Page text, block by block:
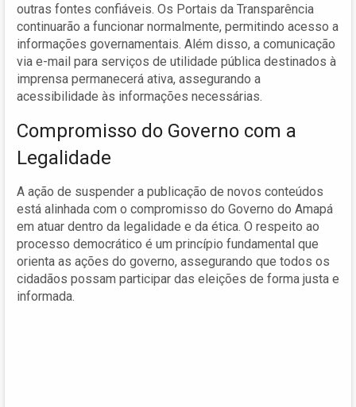
outras fontes confiáveis. Os Portais da Transparência
continuarão a funcionar normalmente, permitindo acesso a
informações governamentais. Além disso, a comunicação
via e-mail para serviços de utilidade pública destinados à
imprensa permanecerá ativa, assegurando a
acessibilidade às informações necessárias.
Compromisso do Governo com a
Legalidade
A ação de suspender a publicação de novos conteúdos
está alinhada com o compromisso do Governo do Amapá
em atuar dentro da legalidade e da ética. O respeito ao
processo democrático é um princípio fundamental que
orienta as ações do governo, assegurando que todos os
cidadãos possam participar das eleições de forma justa e
informada.